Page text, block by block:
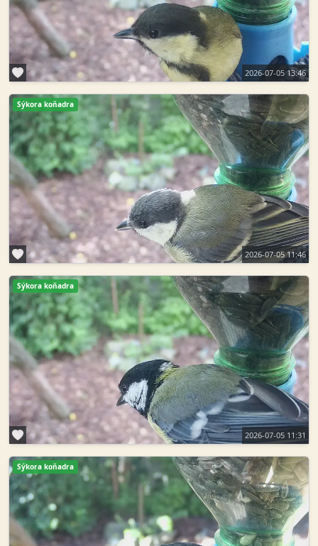
2026-07-05 13:46
Sýkora koňadra
2026-07-05 11:46
Sýkora koňadra
2026-07-05 11:31
Sýkora koňadra